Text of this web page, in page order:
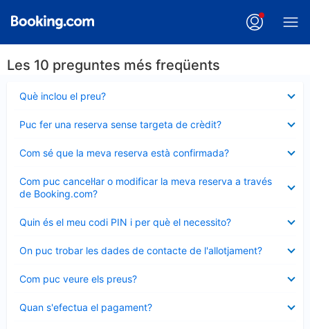
Les 10 preguntes més freqüents
Què inclou el preu?
tancat
Puc fer una reserva sense targeta de crèdit?
tancat
Com sé que la meva reserva està confirmada?
tancat
Com puc cancel·lar o modificar la meva reserva a través
de Booking.com?
tancat
Quin és el meu codi PIN i per què el necessito?
tancat
On puc trobar les dades de contacte de l'allotjament?
tancat
Com puc veure els preus?
tancat
Quan s'efectua el pagament?
tancat